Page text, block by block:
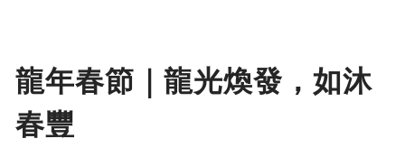
龍年春節｜龍光煥發，如沐
春豐